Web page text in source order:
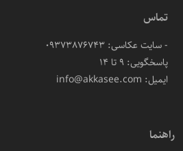
تماس
- سایت عکاسی: 09373876743
پاسخگویی: ۹ تا ۱۴
ایمیل: info@akkasee.com
راهنما